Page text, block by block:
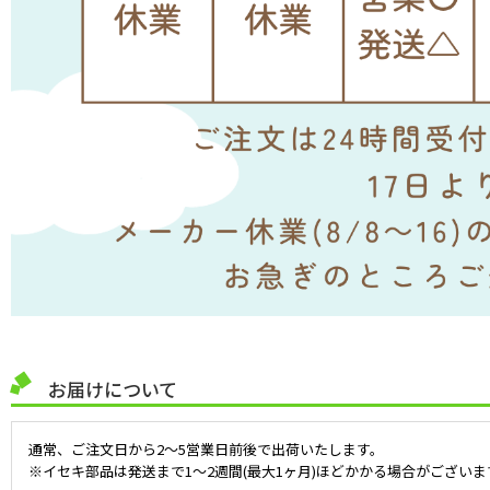
お届けについて
通常、ご注文日から2～5営業日前後で出荷いたします。
※イセキ部品は発送まで1～2週間(最大1ヶ月)ほどかかる場合がございま